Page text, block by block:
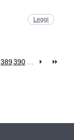
Leggi
389390